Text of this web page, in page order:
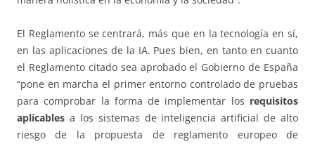
El Reglamento se centrará, más que en la tecnología en sí,
en las aplicaciones de la IA. Pues bien, en tanto en cuanto
el Reglamento citado sea aprobado el Gobierno de España
“pone en marcha el primer entorno controlado de pruebas
para comprobar la forma de implementar los requisitos
aplicables a los sistemas de inteligencia artificial de alto
riesgo de la propuesta de reglamento europeo de